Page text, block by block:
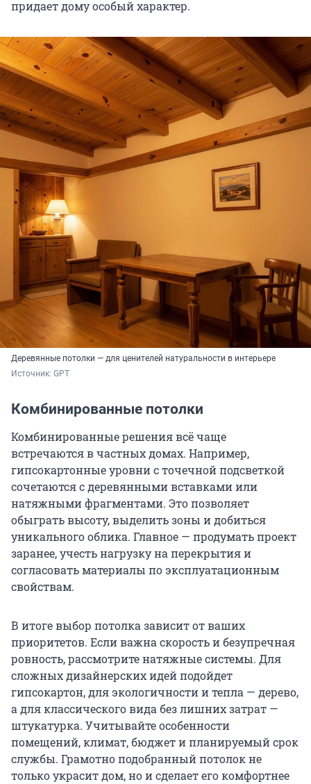
придает дому особый характер.
Деревянные потолки — для ценителей натуральности в интерьере
Источник: GPT
Комбинированные потолки
Комбинированные решения всё чаще
встречаются в частных домах. Например,
гипсокартонные уровни с точечной подсветкой
сочетаются с деревянными вставками или
натяжными фрагментами. Это позволяет
обыграть высоту, выделить зоны и добиться
уникального облика. Главное — продумать проект
заранее, учесть нагрузку на перекрытия и
согласовать материалы по эксплуатационным
свойствам.
В итоге выбор потолка зависит от ваших
приоритетов. Если важна скорость и безупречная
ровность, рассмотрите натяжные системы. Для
сложных дизайнерских идей подойдет
гипсокартон, для экологичности и тепла — дерево,
а для классического вида без лишних затрат —
штукатурка. Учитывайте особенности
помещений, климат, бюджет и планируемый срок
службы. Грамотно подобранный потолок не
только украсит дом, но и сделает его комфортнее